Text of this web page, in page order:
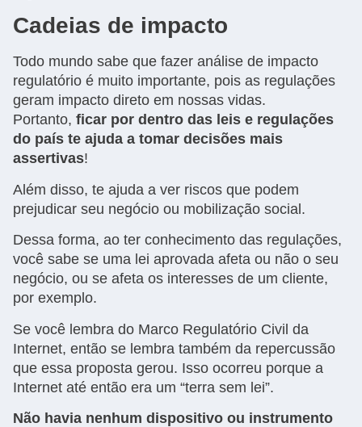
Cadeias de impacto
Todo mundo sabe que fazer análise de impacto
regulatório é muito importante, pois as regulações
geram impacto direto em nossas vidas.
Portanto, ficar por dentro das leis e regulações
do país te ajuda a tomar decisões mais
assertivas!
Além disso, te ajuda a ver riscos que podem
prejudicar seu negócio ou mobilização social.
Dessa forma, ao ter conhecimento das regulações,
você sabe se uma lei aprovada afeta ou não o seu
negócio, ou se afeta os interesses de um cliente,
por exemplo.
Se você lembra do Marco Regulatório Civil da
Internet, então se lembra também da repercussão
que essa proposta gerou. Isso ocorreu porque a
Internet até então era um “terra sem lei”.
Não havia nenhum dispositivo ou instrumento